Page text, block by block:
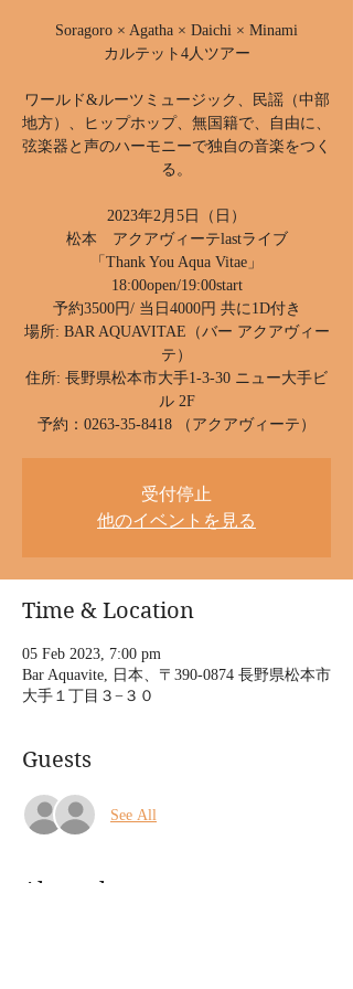
Soragoro × Agatha × Daichi × Minami
カルテット4人ツアー
ワールド&ルーツミュージック、民謡（中部
地方）、ヒップホップ、無国籍で、自由に、
弦楽器と声のハーモニーで独自の音楽をつく
る。
2023年2月5日（日）
松本 アクアヴィーテlastライブ
「Thank You Aqua Vitae」
18:00open/19:00start
予約3500円/ 当日4000円 共に1D付き
場所: BAR AQUAVITAE（バー アクアヴィー
テ）
住所: 長野県松本市大手1-3-30 ニュー大手ビ
ル 2F
予約：0263-35-8418 （アクアヴィーテ）
受付停止
他のイベントを見る
Time & Location
05 Feb 2023, 7:00 pm
Bar Aquavite, 日本、〒390-0874 長野県松本市
大手１丁目３−３０
Guests
See All
About the event